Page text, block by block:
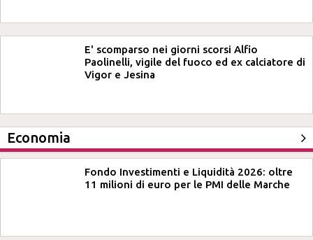
E' scomparso nei giorni scorsi Alfio
Paolinelli, vigile del fuoco ed ex calciatore di
Vigor e Jesina
Economia
Fondo Investimenti e Liquidità 2026: oltre
11 milioni di euro per le PMI delle Marche